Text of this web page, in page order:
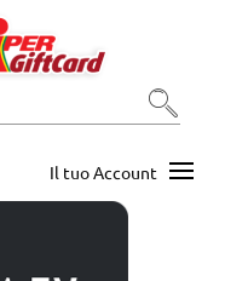
Il tuo Account